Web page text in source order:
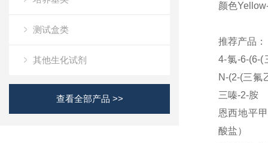
测试盒类
其他生化试剂
查看全部产品 >>
颜色
推荐产品：
4-氯-6-(6-(
N-(2-(三氟
三嗪-2-胺
恩西地平
酸盐）